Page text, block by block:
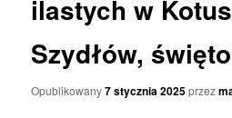
ilastych w
Szydłów,
Opublikowany7 stycznia 2025przez